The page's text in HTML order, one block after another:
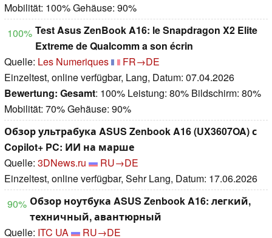
Mobilität: 100% Gehäuse: 90%
100% Test Asus ZenBook A16: le Snapdragon X2 Elite
Extreme de Qualcomm a son écrin
Quelle: Les Numeriques
FR→DE
Einzeltest, online verfügbar, Lang, Datum: 07.04.2026
Bewertung: Gesamt: 100% Leistung: 80% Bildschirm: 80%
Mobilität: 70% Gehäuse: 90%
Обзор ультрабука ASUS Zenbook A16 (UX3607OA) с
Copilot+ PC: ИИ на марше
Quelle: 3DNews.ru
RU→DE
Einzeltest, online verfügbar, Sehr Lang, Datum: 17.06.2026
90% Обзор ноутбука ASUS Zenbook A16: легкий,
техничный, авантюрный
Quelle: ITC UA RU→DE